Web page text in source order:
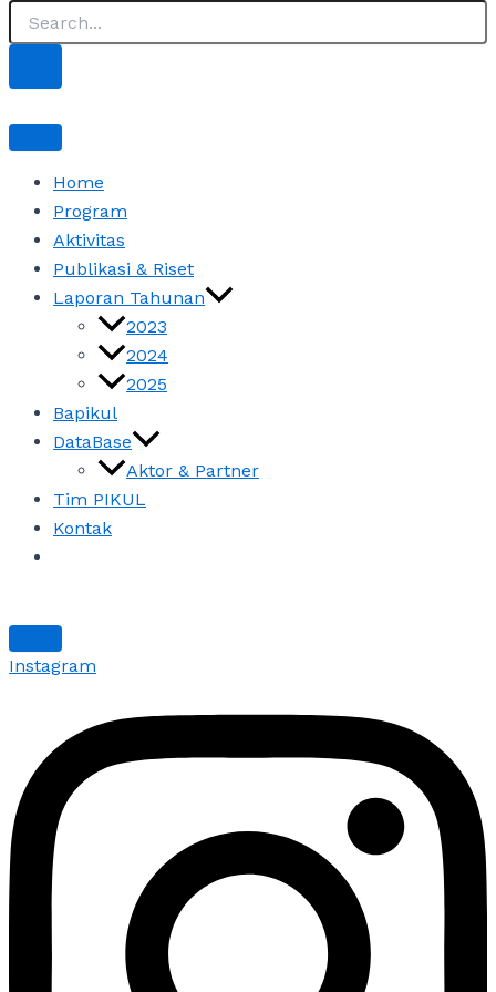
Home
Program
Aktivitas
Publikasi & Riset
Laporan Tahunan
2023
2024
2025
Bapikul
DataBase
Aktor & Partner
Tim PIKUL
Kontak
Instagram